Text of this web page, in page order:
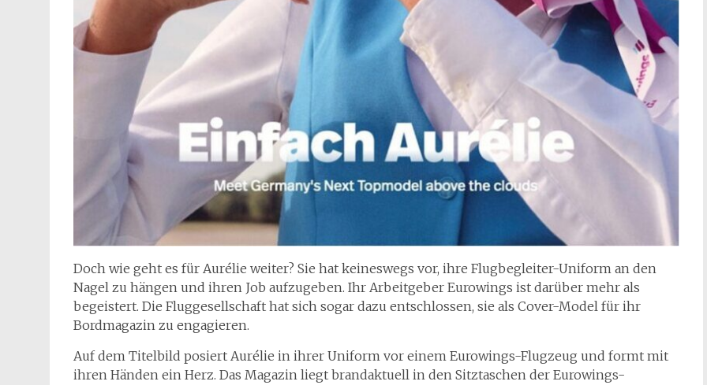
Doch wie geht es für Aurélie weiter? Sie hat keineswegs vor, ihre Flugbegleiter-Uniform an den
Nagel zu hängen und ihren Job aufzugeben. Ihr Arbeitgeber Eurowings ist darüber mehr als
begeistert. Die Fluggesellschaft hat sich sogar dazu entschlossen, sie als Cover-Model für ihr
Bordmagazin zu engagieren.
Auf dem Titelbild posiert Aurélie in ihrer Uniform vor einem Eurowings-Flugzeug und formt mit
ihren Händen ein Herz. Das Magazin liegt brandaktuell in den Sitztaschen der Eurowings-